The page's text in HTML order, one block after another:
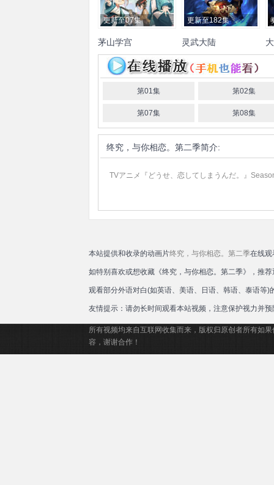
更新至07集
茅山学宫
司小幽 正经太郎 辰羽 魏
茹晨 橙璃 刘中正 带轮儿
冒冒 酥小盼
更新至182集
灵武大陆
第01集 第02集
第07集 第08集
终究，与你相恋。第二季简介:
TVアニメ『どうせ、恋してしまうんだ。』
本站提供和收录的动画片终究，与你相恋。第二季在线观
如特别喜欢或想收藏《终究，与你相恋。第二季》，推
观看部分外语对白(如英语、美语、日语、韩语、泰语等
友情提示：请勿长时间观看本站视频，注意保护视力并预
所有视频均来自互联网收集而来，版权归原创者所有如
容，谢谢合作！